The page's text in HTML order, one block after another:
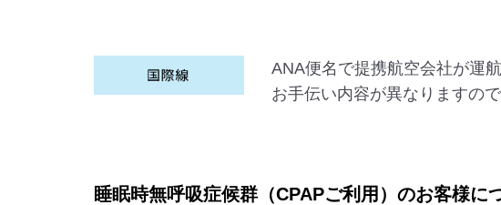
ANA便名で提携航空会社が運
お手伝い内容が異なりますの
睡眠時無呼吸症候群（CPAPご利用）のお客様に